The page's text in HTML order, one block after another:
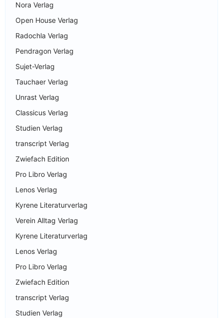
Nora Verlag
Open House Verlag
Radochla Verlag
Pendragon Verlag
Sujet-Verlag
Tauchaer Verlag
Unrast Verlag
Classicus Verlag
Studien Verlag
transcript Verlag
Zwiefach Edition
Pro Libro Verlag
Lenos Verlag
Kyrene Literaturverlag
Verein Alltag Verlag
Kyrene Literaturverlag
Lenos Verlag
Pro Libro Verlag
Zwiefach Edition
transcript Verlag
Studien Verlag